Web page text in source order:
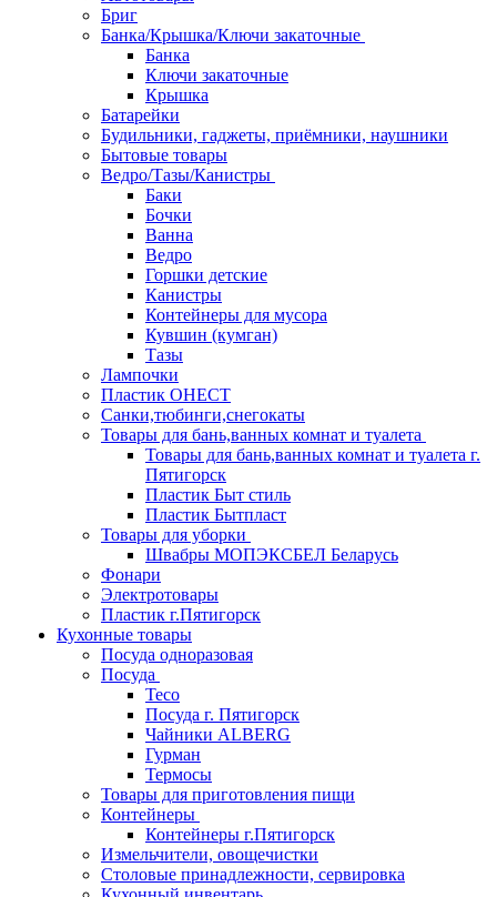
Бриг
Банка/Крышка/Ключи закаточные
Банка
Ключи закаточные
Крышка
Батарейки
Будильники, гаджеты, приёмники, наушники
Бытовые товары
Ведро/Тазы/Канистры
Баки
Бочки
Ванна
Ведро
Горшки детские
Канистры
Контейнеры для мусора
Кувшин (кумган)
Тазы
Лампочки
Пластик ОНЕСТ
Санки,тюбинги,снегокаты
Товары для бань,ванных комнат и туалета
Товары для бань,ванных комнат и туалета г.
Пятигорск
Пластик Быт стиль
Пластик Бытпласт
Товары для уборки
Швабры МОПЭКСБЕЛ Беларусь
Фонари
Электротовары
Пластик г.Пятигорск
Кухонные товары
Посуда одноразовая
Посуда
Teco
Посуда г. Пятигорск
Чайники ALBERG
Гурман
Термосы
Товары для приготовления пищи
Контейнеры
Контейнеры г.Пятигорск
Измельчители, овощечистки
Столовые принадлежности, сервировка